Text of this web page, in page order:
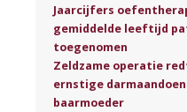
Jaarcijfers
gemiddelde leeftijd
toegenomen
Zeldzame operatie
ernstige
baarmoeder